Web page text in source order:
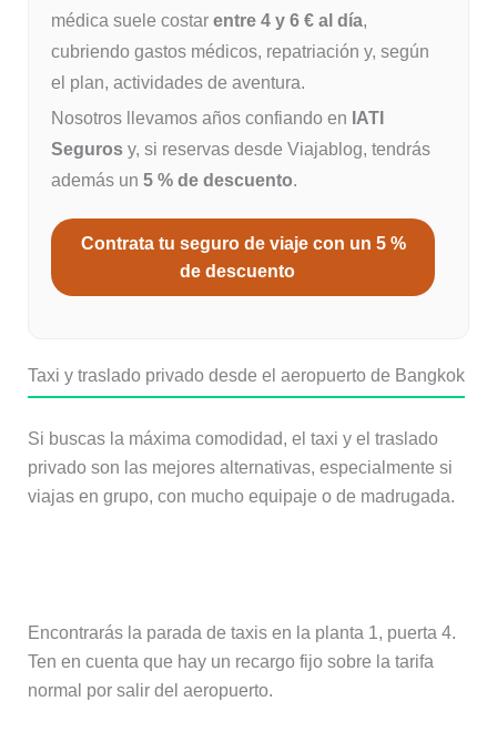
médica suele costar entre 4 y 6 € al día,
cubriendo gastos médicos, repatriación y, según
el plan, actividades de aventura.
Nosotros llevamos años confiando en IATI
Segurosy, si reservas desde Viajablog, tendrás
además un 5 % de descuento.
Contrata tu seguro de viaje con un 5 %
de descuento
Taxi y traslado privado desde el aeropuerto de Bangkok
Si buscas la máxima comodidad, el taxi y el traslado
privado son las mejores alternativas, especialmente si
viajas en grupo, con mucho equipaje o de madrugada.
Encontrarás la parada de taxis en la planta 1, puerta 4.
Ten en cuenta que hay un recargo fijo sobre la tarifa
normal por salir del aeropuerto.